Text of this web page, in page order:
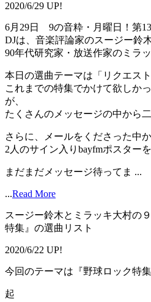
2020/6/29 UP!
6月29日 9の音粋・月曜日！第13
DJは、音楽評論家のスージー鈴
90年代研究家・放送作家のミラ
本日の選曲テーマは「リクエス
これまでの特集でかけて欲しか
が、
たくさんのメッセージの中から
さらに、メールをくださった中
2人のサイン入りbayfmポスター
まだまだメッセージ待ってま ...
...Read More
スージー鈴木とミラッキ大村の
特集』の選曲リスト
2020/6/22 UP!
今回のテーマは『野球ロック特集
起